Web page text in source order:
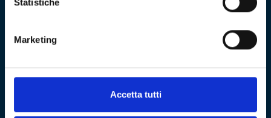
Marketing
Accetta tutti
Sitemap